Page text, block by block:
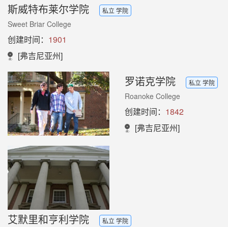
斯威特布莱尔学院 私立 学院
Sweet Briar College
创建时间： 1901
[弗吉尼亚州]
罗诺克学院 私立 学院
Roanoke College
创建时间： 1842
[弗吉尼亚州]
艾默里和亨利学院 私立 学院